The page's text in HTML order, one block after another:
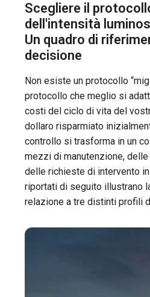
Scegliere il
dell'intensità
Un quadro di
decisione
Non esiste un protocollo
protocollo che meglio si
costi del ciclo di vita del
dollaro risparmiato
controllo si trasforma in un
mezzi di manutenzione,
delle richieste di intervento
riportati di seguito illustrano
relazione a tre distinti profili